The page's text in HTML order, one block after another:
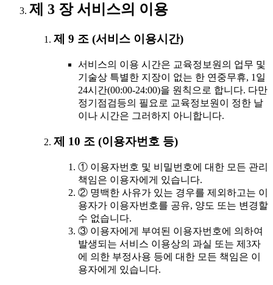
제 3 장 서비스의 이용
제 9 조 (서비스 이용시간)
서비스의 이용 시간은 교육정보원의 업무 및
기술상 특별한 지장이 없는 한 연중무휴, 1일
24시간(00:00-24:00)을 원칙으로 합니다. 다만
정기점검등의 필요로 교육정보원이 정한 날
이나 시간은 그러하지 아니합니다.
제 10 조 (이용자번호 등)
① 이용자번호 및 비밀번호에 대한 모든 관리
책임은 이용자에게 있습니다.
② 명백한 사유가 있는 경우를 제외하고는 이
용자가 이용자번호를 공유, 양도 또는 변경할
수 없습니다.
③ 이용자에게 부여된 이용자번호에 의하여
발생되는 서비스 이용상의 과실 또는 제3자
에 의한 부정사용 등에 대한 모든 책임은 이
용자에게 있습니다.